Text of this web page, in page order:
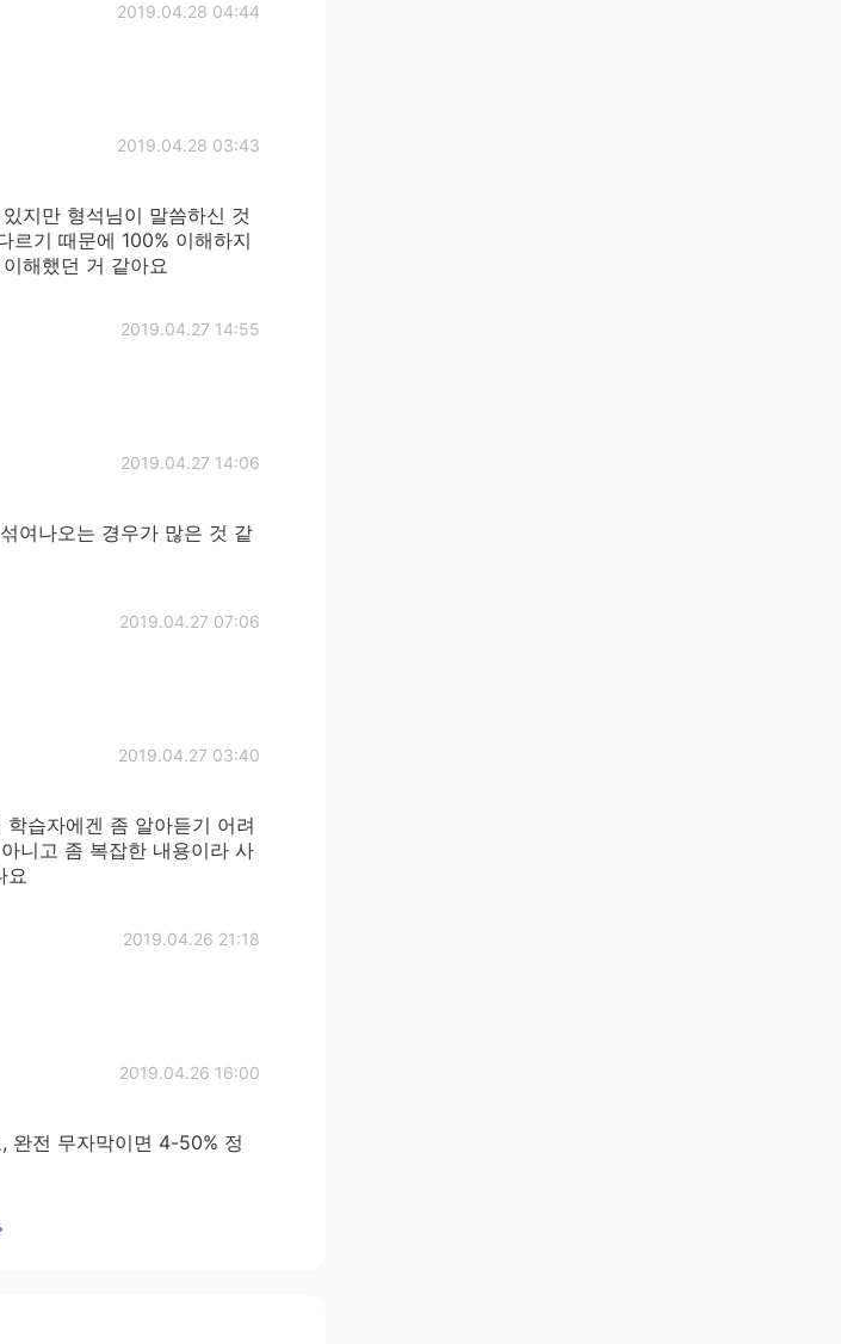
2019.04.28 04:44
2019.04.28 03:43
지만 형석님이 말씀하신 것
르기 때문에 100% 이해하지
해했던 거 같아요
2019.04.27 14:55
2019.04.27 14:06
여나오는 경우가 많은 것 같
2019.04.27 07:06
2019.04.27 03:40
습자에겐 좀 알아듣기 어려
니고 좀 복잡한 내용이라 사
요
2019.04.26 21:18
2019.04.26 16:00
완전 무자막이면 4-50% 정